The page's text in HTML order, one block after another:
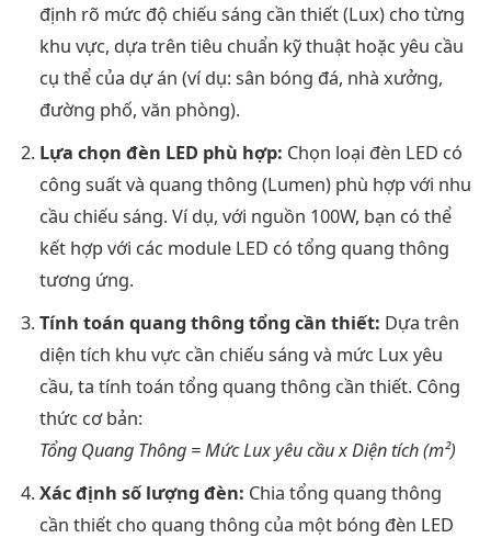
định rõ mức độ chiếu sáng cần thiết (Lux) cho từng
khu vực, dựa trên tiêu chuẩn kỹ thuật hoặc yêu cầu
cụ thể của dự án (ví dụ: sân bóng đá, nhà xưởng,
đường phố, văn phòng).
Lựa chọn đèn LED phù hợp: Chọn loại đèn LED có
công suất và quang thông (Lumen) phù hợp với nhu
cầu chiếu sáng. Ví dụ, với nguồn 100W, bạn có thể
kết hợp với các module LED có tổng quang thông
tương ứng.
Tính toán quang thông tổng cần thiết: Dựa trên
diện tích khu vực cần chiếu sáng và mức Lux yêu
cầu, ta tính toán tổng quang thông cần thiết. Công
thức cơ bản:
Tổng Quang Thông = Mức Lux yêu cầu x Diện tích (m²)
Xác định số lượng đèn: Chia tổng quang thông
cần thiết cho quang thông của một bóng đèn LED